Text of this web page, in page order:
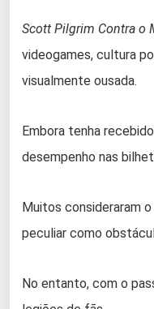
Scott Pilgrim Contra o
videogames, cultura
visualmente ousada.
Embora tenha
desempenho nas
Muitos consideraram
peculiar como
No entanto, com o